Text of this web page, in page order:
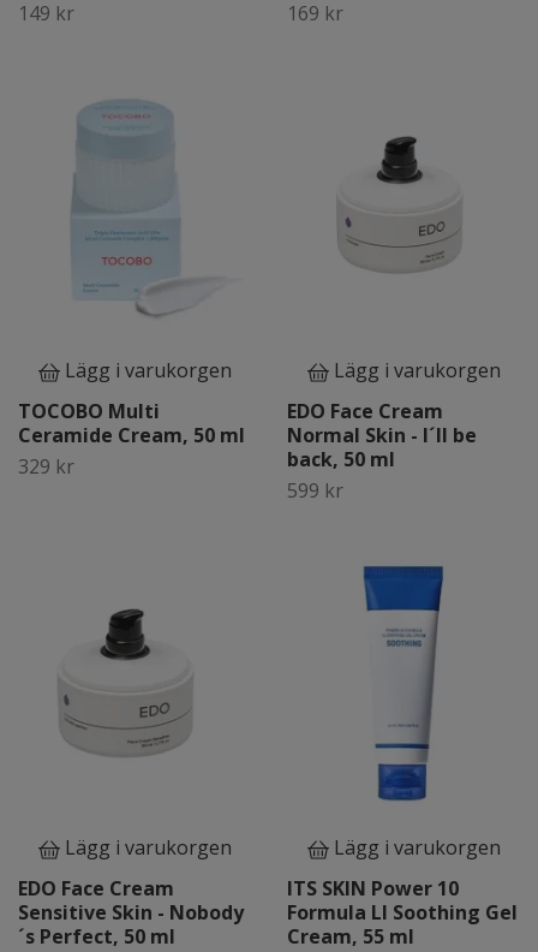
149 kr
169 kr
Lägg i varukorgen
TOCOBO Multi
Ceramide Cream, 50 ml
329 kr
Lägg i varukorgen
EDO Face Cream
Normal Skin - I´ll be
back, 50 ml
599 kr
Lägg i varukorgen
EDO Face Cream
Sensitive Skin - Nobody
´s Perfect, 50 ml
Lägg i varukorgen
ITS SKIN Power 10
Formula LI Soothing Gel
Cream, 55 ml